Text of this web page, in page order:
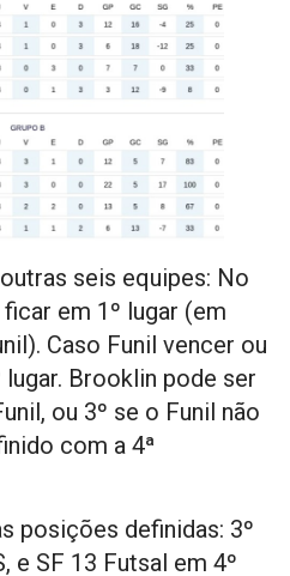
seis equipes: No
em 1º lugar (em
Caso Funil vencer ou
lugar. Brooklin pode ser
ou 3º se o Funil não
com a 4ª
posições definidas: 3º
e SF 13 Futsal em 4º